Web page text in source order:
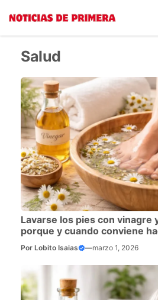
contenido
Salud
Lavarse los pies con vinagre
porque y cuando conviene
Por Lobito Isaias —marzo 1, 2026